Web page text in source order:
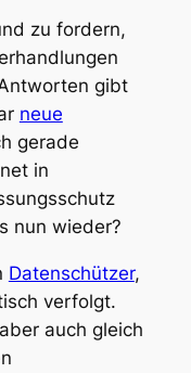
zu fordern,
gibt
neue
gerade
in
nun wieder?
Datenschützer,
verfolgt.
auch gleich